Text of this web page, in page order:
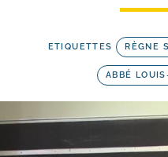
ETIQUETTES RÈGNE
ABBÉ